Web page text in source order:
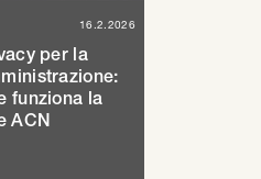
16.2.2026
per la
funziona la
ACN